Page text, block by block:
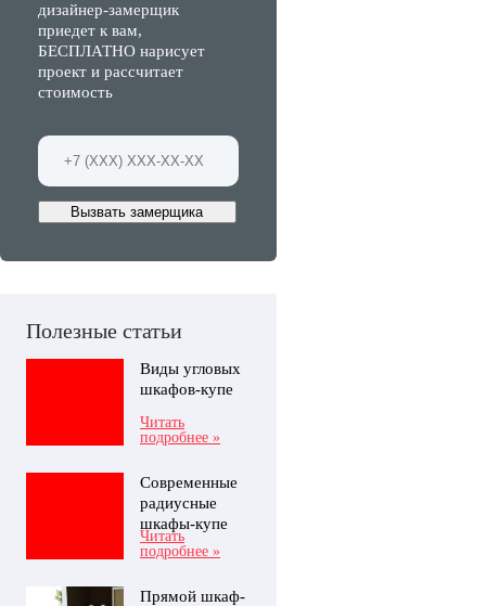
дизайнер-замерщик
приедет к вам,
БЕСПЛАТНО нарисует
проект и рассчитает
стоимость
Вызвать замерщика
Полезные статьи
Виды угловых
шкафов-купе
Читать
подробнее »
Современные
радиусные
шкафы-купе
Читать
подробнее »
Прямой шкаф-